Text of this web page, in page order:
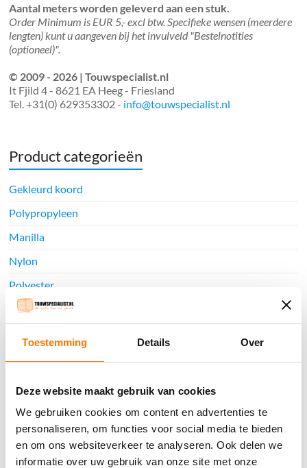
Toestemming Details Over
Deze website maakt gebruik van cookies
We gebruiken cookies om content en advertenties te
personaliseren, om functies voor social media te bieden
en om ons websiteverkeer te analyseren. Ook delen we
informatie over uw gebruik van onze site met onze
Aantal meters worden geleverd aan een stuk.
Order Minimum is EUR 5,- excl btw. Specifieke wensen (meerdere
lengten) kunt u aangeven bij het invulveld "Bestelnotities
(optioneel)".
© 2009 - 2026 | Touwspecialist.nl
It Fjild 4 - 8621 EA Heeg - Friesland
Tel. +31(0) 629353302 - info@touwspecialist.nl
Product categorieën
Gekleurd koord
Polypropyleen
Manilla
Nylon
Polyester
Hennep
Hempex
Watersport